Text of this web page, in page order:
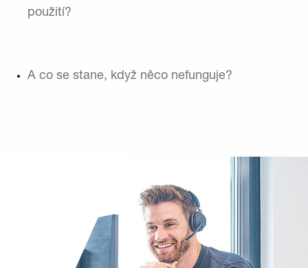
použití?
A co se stane, když něco nefunguje?